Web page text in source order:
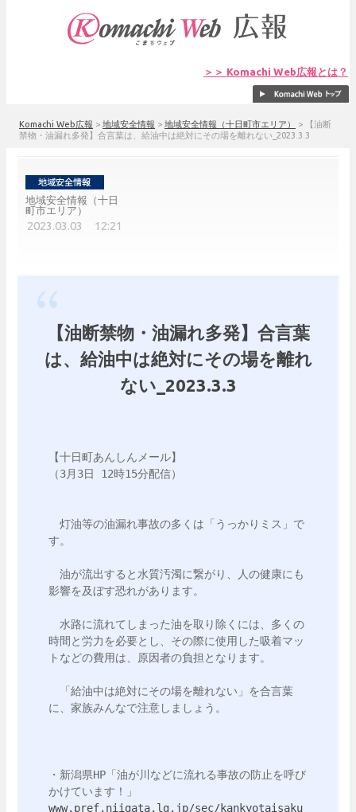
＞＞ Komachi Web広報とは？
Komachi Web広報 > 地域安全情報 > 地域安全情報（十日町市エリア） >
【油断
禁物・油漏れ多発】合言葉は、給油中は絶対にその場を離れない_2023.3.3
地域安全情報（十日
町市エリア）
2023.03.03 12:21
【油断禁物・油漏れ多発】合言葉
は、給油中は絶対にその場を離れ
ない_2023.3.3
【十日町あんしんメール】
（3月3日 12時15分配信）
灯油等の油漏れ事故の多くは「うっかりミス」で
す。
油が流出すると水質汚濁に繋がり、人の健康にも
影響を及ぼす恐れがあります。
水路に流れてしまった油を取り除くには、多くの
時間と労力を必要とし、その際に使用した吸着マッ
トなどの費用は、原因者の負担となります。
「給油中は絶対にその場を離れない」を合言葉
に、家族みんなで注意しましょう。
・新潟県HP「油が川などに流れる事故の防止を呼び
www.pref.niigata.lg.jp/sec/kankyotaisaku